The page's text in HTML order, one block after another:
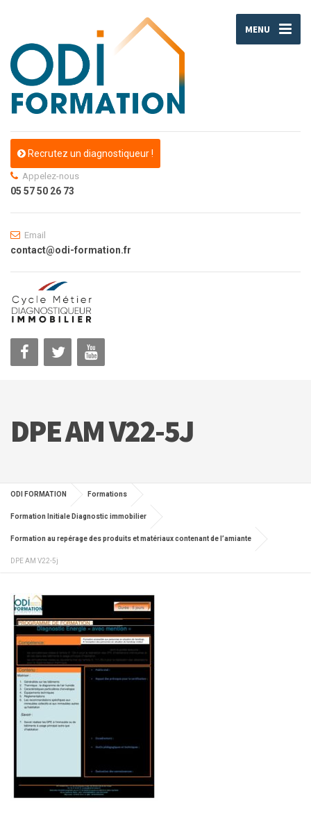
MENU
Recrutez un diagnostiqueur !
Appelez-nous
05 57 50 26 73
Email
contact@odi-formation.fr
DPE AM V22-5J
ODI FORMATION Formations
Formation Initiale Diagnostic immobilier
Formation au repérage des produits et matériaux contenant de l’amiante
DPE AM V22-5j